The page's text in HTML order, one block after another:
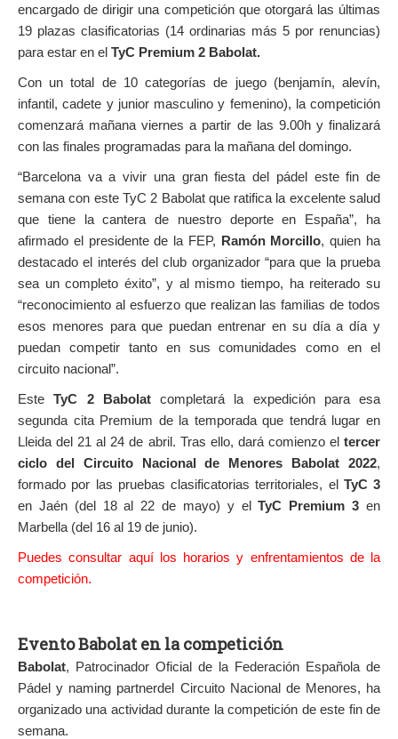
encargado de dirigir una competición que otorgará las últimas
19 plazas clasificatorias (14 ordinarias más 5 por renuncias)
para estar en el TyC Premium 2 Babolat.
Con un total de 10 categorías de juego (benjamín, alevín,
infantil, cadete y junior masculino y femenino), la competición
comenzará mañana viernes a partir de las 9.00h y finalizará
con las finales programadas para la mañana del domingo.
“Barcelona va a vivir una gran fiesta del pádel este fin de
semana con este TyC 2 Babolat que ratifica la excelente salud
que tiene la cantera de nuestro deporte en España”, ha
afirmado el presidente de la FEP, Ramón Morcillo, quien ha
destacado el interés del club organizador “para que la prueba
sea un completo éxito”, y al mismo tiempo, ha reiterado su
“reconocimiento al esfuerzo que realizan las familias de todos
esos menores para que puedan entrenar en su día a día y
puedan competir tanto en sus comunidades como en el
circuito nacional”.
Este TyC 2 Babolat completará la expedición para esa
segunda cita Premium de la temporada que tendrá lugar en
Lleida del 21 al 24 de abril. Tras ello, dará comienzo el tercer
ciclo del Circuito Nacional de Menores Babolat 2022,
formado por las pruebas clasificatorias territoriales, el TyC 3
en Jaén (del 18 al 22 de mayo) y elTyC Premium 3 en
Marbella (del 16 al 19 de junio).
Puedes consultar aquí los horarios y enfrentamientos de la
competición.
Evento Babolat en la competición
Babolat, Patrocinador Oficial de la Federación Española de
Pádel y naming partnerdel Circuito Nacional de Menores, ha
organizado una actividad durante la competición de este fin de
semana.